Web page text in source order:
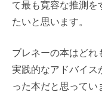
て最も寛容な推測を
たいと思います。
ブレネーの本はどれ
実践的なアドバイス
った本だと思ってい